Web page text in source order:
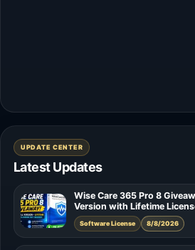
UPDATE CENTER
Latest Updates
Wise Care 365 Pro 8
Version with Lifetime
Software License 8/8/2026